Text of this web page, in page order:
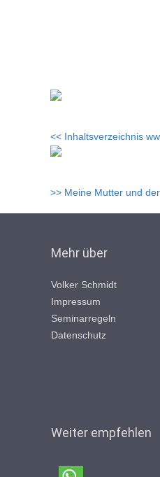
<< Inhaltsverzeichnis
>> Meine Mutter und
Mehr über
Volker Schmidt
Impressum
Seminarregeln
Datenschutz
Weiter empfehlen